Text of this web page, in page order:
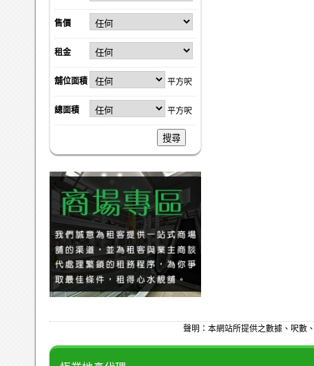
售價
租金
舖位面積 平方呎
總面積 平方呎
搜尋
聲明：本網站所提供之數據、呎數